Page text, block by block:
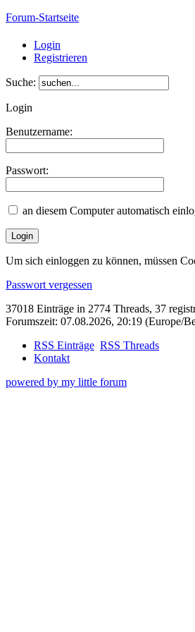
Forum-Startseite
Login
Registrieren
Suche:
Login
Benutzername:
Passwort:
an diesem Computer automatisch
Um sich einloggen zu können, müssen
Passwort vergessen
37018 Einträge in 2774 Threads, 37
Forumszeit: 07.08.2026, 20:19 (Europe/
RSS Einträge RSS Threads
Kontakt
powered by my little forum